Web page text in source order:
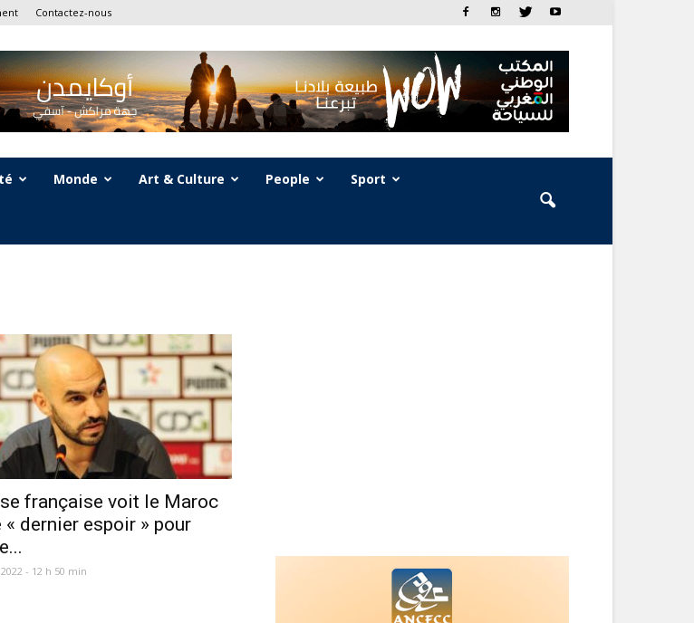
Contactez-nous
Monde Art & Culture People Sport
française voit le Maroc
dernier espoir » pour
- 12 h 50 min